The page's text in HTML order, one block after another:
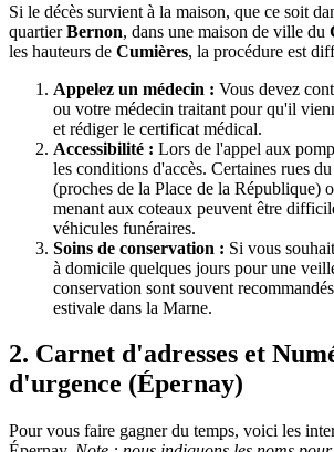
Si le décès survient à la maison, que ce soit
quartierBernon, dans une maison de ville du
les hauteurs de Cumières, la procédure est
Appelez un médecin : Vous devez
ou votre médecin traitant pour qu'il
et rédiger le certificat médical.
Accessibilité : Lors de l'appel aux
les conditions d'accès. Certaines rues
(proches de la Place de la République)
menant aux coteaux peuvent être
véhicules funéraires.
Soins de conservation : Si vous
à domicile quelques jours pour une
conservation sont souvent
estivale dans la Marne.
2. Carnet d'adresses et
d'urgence (Épernay)
Pour vous faire gagner du temps, voici les